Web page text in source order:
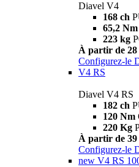
Diavel V4
168 ch
65,2 Nm
223 kg
À partir de 28
Configurez-le
V4 RS
Diavel V4 RS
182 ch
120 Nm
220 Kg
À partir de 39
Configurez-le
new V4 RS